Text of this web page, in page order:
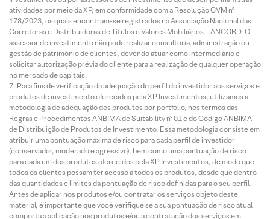
atividades por meio da XP, em conformidade com a Resolução CVM nº
178/2023, os quais encontram-se registrados na Associação Nacional das
Corretoras e Distribuidoras de Títulos e Valores Mobiliários – ANCORD. O
assessor de investimento não pode realizar consultoria, administração ou
gestão de patrimônio de clientes, devendo atuar como intermediário e
solicitar autorização prévia do cliente para a realização de qualquer operação
no mercado de capitais.
Para fins de verificação da adequação do perfil do investidor aos serviços e
produtos de investimento oferecidos pela XP Investimentos, utilizamos a
metodologia de adequação dos produtos por portfólio, nos termos das
Regras e Procedimentos ANBIMA de Suitability nº 01 e do Código ANBIMA
de Distribuição de Produtos de Investimento. Essa metodologia consiste em
atribuir uma pontuação máxima de risco para cada perfil de investidor
(conservador, moderado e agressivo), bem como uma pontuação de risco
para cada um dos produtos oferecidos pela XP Investimentos, de modo que
todos os clientes possam ter acesso a todos os produtos, desde que dentro
das quantidades e limites da pontuação de risco definidas para o seu perfil.
Antes de aplicar nos produtos e/ou contratar os serviços objeto deste
material, é importante que você verifique se a sua pontuação de risco atual
comporta a aplicação nos produtos e/ou a contratação dos serviços em